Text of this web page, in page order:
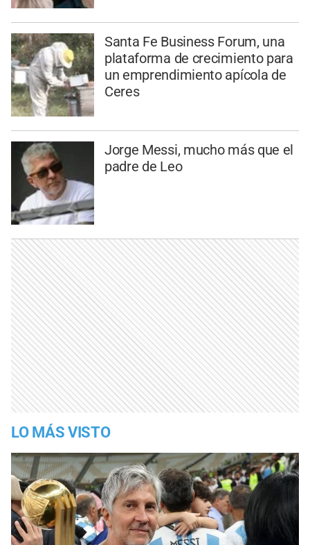
Santa Fe Business Forum, una
plataforma de crecimiento para
un emprendimiento apícola de
Ceres
Jorge Messi, mucho más que el
padre de Leo
LO MÁS VISTO